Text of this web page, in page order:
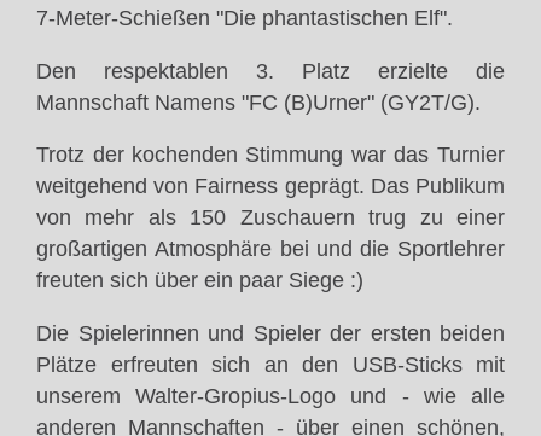
7-Meter-Schießen "Die phantastischen Elf".
Den respektablen 3. Platz erzielte die
Mannschaft Namens "FC (B)Urner" (GY2T/G).
Trotz der kochenden Stimmung war das Turnier
weitgehend von Fairness geprägt. Das Publikum
von mehr als 150 Zuschauern trug zu einer
großartigen Atmosphäre bei und die Sportlehrer
freuten sich über ein paar Siege :)
Die Spielerinnen und Spieler der ersten beiden
Plätze erfreuten sich an den USB-Sticks mit
unserem Walter-Gropius-Logo und - wie alle
anderen Mannschaften - über einen schönen,